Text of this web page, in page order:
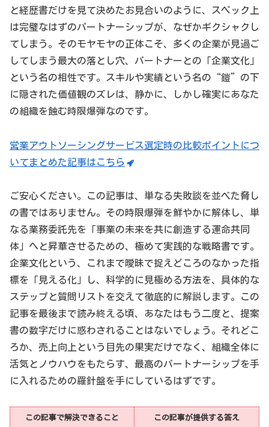
と経歴書だけを見て決めたお見合いのように、スペック上
は完璧なはずのパートナーシップが、なぜかギクシャクし
てしまう。そのモヤモヤの正体こそ、多くの企業が見過ご
してしまう最大の落とし穴、パートナーとの「企業文化」
という名の相性です。スキルや実績という名の“鎧”の下
に隠された価値観のズレは、静かに、しかし確実にあなた
の組織を蝕む時限爆弾なのです。
営業アウトソーシングサービス選定時の比較ポイントにつ
いてまとめた記事はこちら
ご安心ください。この記事は、単なる失敗談を並べた脅し
の書ではありません。その時限爆弾を鮮やかに解体し、単
なる業務委託先を「事業の未来を共に創造する運命共同
体」へと昇華させるための、極めて実践的な戦略書です。
企業文化という、これまで曖昧で捉えどころのなかった指
標を「見える化」し、科学的に見極める方法を、具体的な
ステップと質問リストを交えて徹底的に解説します。この
記事を最後まで読み終える頃、あなたはもう二度と、提案
書の数字だけに惑わされることはないでしょう。それどこ
ろか、売上向上という目先の果実だけでなく、組織全体に
活気とノウハウをもたらす、最高のパートナーシップを手
に入れるための羅針盤を手にしているはずです。
この記事で解決できること この記事が提供する答え